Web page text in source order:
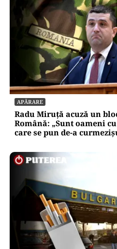
APĂRARE
Radu Miruță acuză un
Română: „Sunt oameni
care se pun de-a